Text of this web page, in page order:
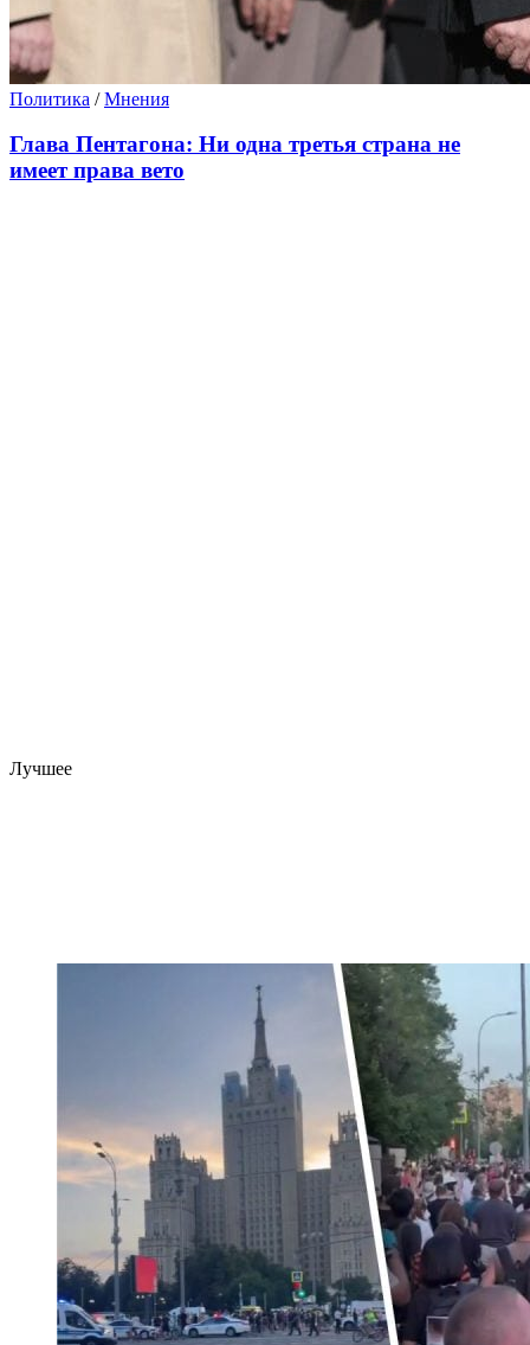
Политика /Мнения
Глава Пентагона: Ни одна третья страна не
имеет права вето
Лучшее